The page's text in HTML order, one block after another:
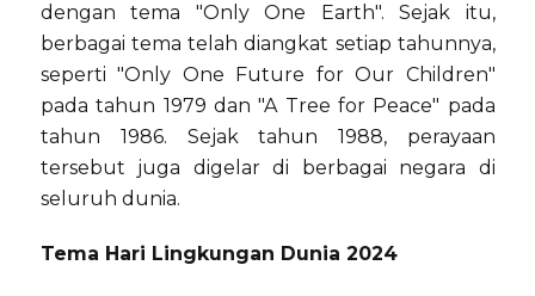
dengan tema "Only One Earth". Sejak itu,
berbagai tema telah diangkat setiap tahunnya,
seperti "Only One Future for Our Children"
pada tahun 1979 dan "A Tree for Peace" pada
tahun 1986. Sejak tahun 1988, perayaan
tersebut juga digelar di berbagai negara di
seluruh dunia.
Tema Hari Lingkungan Dunia 2024